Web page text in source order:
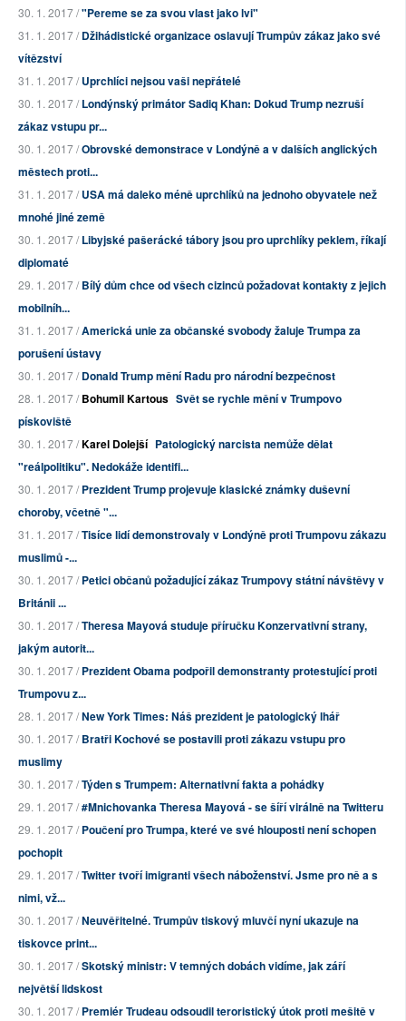
30. 1. 2017 /"Pereme se za svou vlast jako lvi"
31. 1. 2017 /Džihádistické organizace oslavují Trumpův zákaz jako své
vítězství
31. 1. 2017 /Uprchlíci nejsou vaši nepřátelé
30. 1. 2017 /Londýnský primátor Sadiq Khan: Dokud Trump nezruší
zákaz vstupu pr...
30. 1. 2017 /Obrovské demonstrace v Londýně a v dalších anglických
městech proti...
31. 1. 2017 /USA má daleko méně uprchlíků na jednoho obyvatele než
mnohé jiné země
30. 1. 2017 /Libyjské pašerácké tábory jsou pro uprchlíky peklem, říkají
diplomaté
29. 1. 2017 /Bílý dům chce od všech cizinců požadovat kontakty z jejich
mobilníh...
31. 1. 2017 /Americká unie za občanské svobody žaluje Trumpa za
porušení ústavy
30. 1. 2017 /Donald Trump mění Radu pro národní bezpečnost
28. 1. 2017 /Bohumil Kartous Svět se rychle mění v Trumpovo
pískoviště
30. 1. 2017 /Karel Dolejší Patologický narcista nemůže dělat
"reálpolitiku". Nedokáže identifi...
30. 1. 2017 /Prezident Trump projevuje klasické známky duševní
choroby, včetně "...
31. 1. 2017 /Tisíce lidí demonstrovaly v Londýně proti Trumpovu zákazu
muslimů -...
30. 1. 2017 /Petici občanů požadující zákaz Trumpovy státní návštěvy v
Británii ...
30. 1. 2017 /Theresa Mayová studuje příručku Konzervativní strany,
jakým autorit...
30. 1. 2017 /Prezident Obama podpořil demonstranty protestující proti
Trumpovu z...
28. 1. 2017 /New York Times: Náš prezident je patologický lhář
30. 1. 2017 /Bratři Kochové se postavili proti zákazu vstupu pro
muslimy
30. 1. 2017 /Týden s Trumpem: Alternativní fakta a pohádky
29. 1. 2017 /#Mnichovanka Theresa Mayová - se šíří virálně na Twitteru
29. 1. 2017 /Poučení pro Trumpa, které ve své hlouposti není schopen
pochopit
29. 1. 2017 /Twitter tvoří imigranti všech náboženství. Jsme pro ně a s
nimi, vž...
30. 1. 2017 /Neuvěřitelné. Trumpův tiskový mluvčí nyní ukazuje na
tiskovce print...
30. 1. 2017 /Skotský ministr: V temných dobách vidíme, jak září
největší lidskost
30. 1. 2017 /Premiér Trudeau odsoudil teroristický útok proti mešitě v